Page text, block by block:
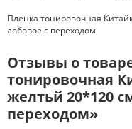
Пленка тонировочная
лобовое с переходом
Отзывы о
тонировочная
желтьй 20*120
переходом»